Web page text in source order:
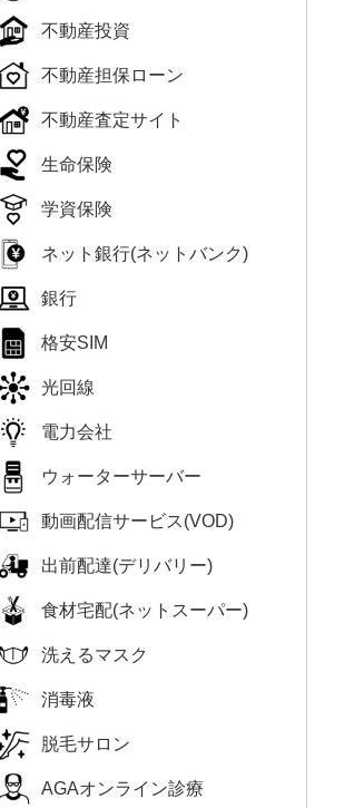
不動産投資
不動産担保ローン
不動産査定サイト
生命保険
学資保険
ネット銀行(ネットバンク)
銀行
格安SIM
光回線
電力会社
ウォーターサーバー
動画配信サービス(VOD)
出前配達(デリバリー)
食材宅配(ネットスーパー)
洗えるマスク
消毒液
脱毛サロン
AGAオンライン診療